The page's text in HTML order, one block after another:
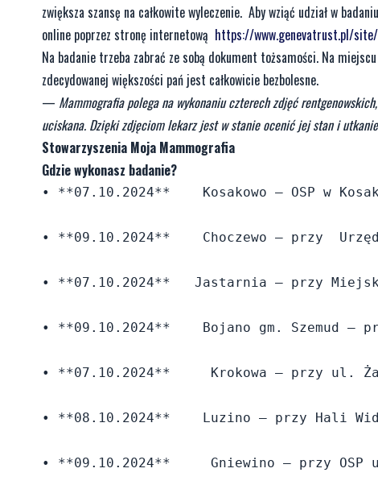
zwiększa szansę na całkowite wyleczenie. Aby wziąć udział w
online poprzez stronę internetową https://www.genevatrust.pl/
Na badanie trzeba zabrać ze sobą dokument tożsamości. Na
zdecydowanej większości pań jest całkowicie bezbolesne.
— Mammografia polega na wykonaniu czterech zdjęć
uciskana. Dzięki zdjęciom lekarz jest w stanie ocenić jej stan i
Stowarzyszenia Moja Mammografia
Gdzie wykonasz badanie?
• **07.10.2024**    Kosakowo – OSP w
• **09.10.2024**    Choczewo – przy
• **07.10.2024**   Jastarnia – przy
• **09.10.2024**    Bojano gm. Szemud –
• **07.10.2024**     Krokowa – przy ul.
• **08.10.2024**    Luzino – przy Hali
• **09.10.2024**     Gniewino – przy OSP